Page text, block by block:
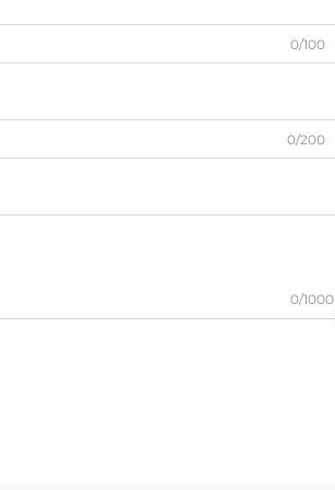
0/100
0/200
0/1000